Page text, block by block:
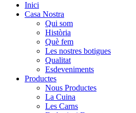
Inici
Casa Nostra
Qui som
Història
Què fem
Les nostres botigues
Qualitat
Esdeveniments
Productes
Nous Productes
La Cuina
Les Carns